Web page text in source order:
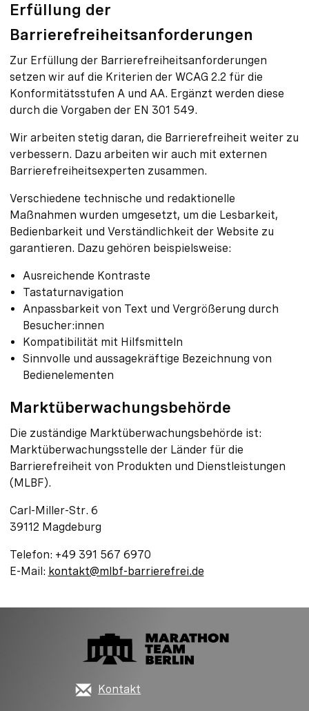
Erfüllung der
Barrierefreiheitsanforderungen
Zur Erfüllung der Barrierefreiheitsanforderungen
setzen wir auf die Kriterien der WCAG 2.2 für die
Konformitätsstufen A und AA. Ergänzt werden diese
durch die Vorgaben der EN 301 549.
Wir arbeiten stetig daran, die Barrierefreiheit weiter zu
verbessern. Dazu arbeiten wir auch mit externen
Barrierefreiheitsexperten zusammen.
Verschiedene technische und redaktionelle
Maßnahmen wurden umgesetzt, um die Lesbarkeit,
Bedienbarkeit und Verständlichkeit der Website zu
garantieren. Dazu gehören beispielsweise:
Ausreichende Kontraste
Tastaturnavigation
Anpassbarkeit von Text und Vergrößerung durch
Besucher:innen
Kompatibilität mit Hilfsmitteln
Sinnvolle und aussagekräftige Bezeichnung von
Bedienelementen
Marktüberwachungsbehörde
Die zuständige Marktüberwachungsbehörde ist:
Marktüberwachungsstelle der Länder für die
Barrierefreiheit von Produkten und Dienstleistungen
(MLBF).
Carl-Miller-Str. 6
39112 Magdeburg
Telefon: +49 391 567 6970
E-Mail: kontakt@mlbf-barrierefrei.de
Kontakt